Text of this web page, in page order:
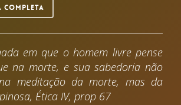
completa
em que o homem livre pense
na morte, e sua sabedoria não
meditação da morte, mas da
Ética IV, prop 67